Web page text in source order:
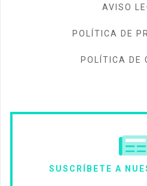
AVISO
POLÍTICA DE
POLÍTICA DE
SUSCRÍBETE A